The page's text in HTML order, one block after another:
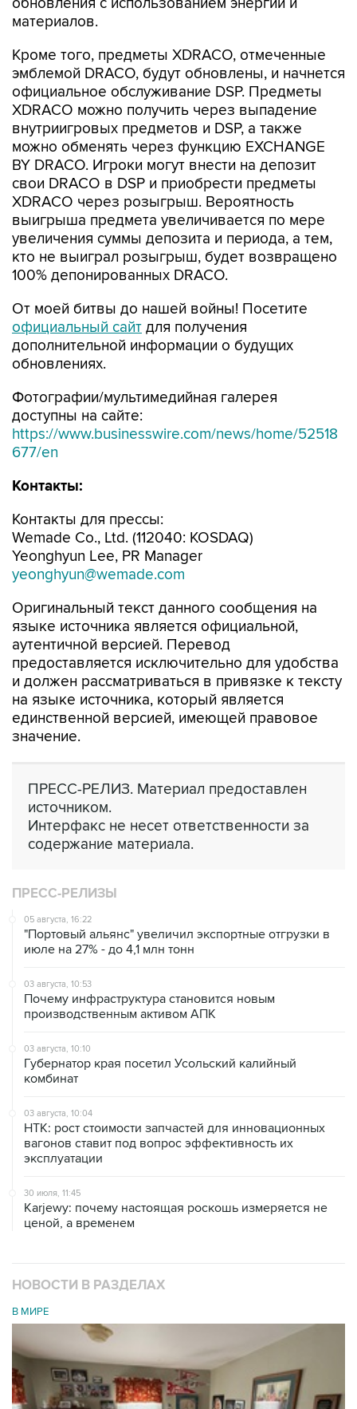
материалов.
Кроме того, предметы XDRACO, отмеченные
эмблемой DRACO, будут обновлены, и начнется
официальное обслуживание DSP. Предметы
XDRACO можно получить через выпадение
внутриигровых предметов и DSP, а также
можно обменять через функцию EXCHANGE
BY DRACO. Игроки могут внести на депозит
свои DRACO в DSP и приобрести предметы
XDRACO через розыгрыш. Вероятность
выигрыша предмета увеличивается по мере
увеличения суммы депозита и периода, а тем,
кто не выиграл розыгрыш, будет возвращено
100% депонированных DRACO.
От моей битвы до нашей войны! Посетите
официальный сайт для получения
дополнительной информации о будущих
обновлениях.
Фотографии/мультимедийная галерея
доступны на сайте:
https://www.businesswire.com/news/home/52518
677/en
Контакты:
Контакты для прессы:
Wemade Co., Ltd. (112040: KOSDAQ)
Yeonghyun Lee, PR Manager
yeonghyun@wemade.com
Оригинальный текст данного сообщения на
языке источника является официальной,
аутентичной версией. Перевод
предоставляется исключительно для удобства
и должен рассматриваться в привязке к тексту
на языке источника, который является
единственной версией, имеющей правовое
значение.
ПРЕСС-РЕЛИЗ. Материал предоставлен
источником.
Интерфакс не несет ответственности за
содержание материала.
ПРЕСС-РЕЛИЗЫ
05 августа, 16:22
"Портовый альянс" увеличил экспортные отгрузки в
июле на 27% - до 4,1 млн тонн
03 августа, 10:53
Почему инфраструктура становится новым
производственным активом АПК
03 августа, 10:10
Губернатор края посетил Усольский калийный
комбинат
03 августа, 10:04
НТК: рост стоимости запчастей для инновационных
вагонов ставит под вопрос эффективность их
эксплуатации
30 июля, 11:45
Karjewy: почему настоящая роскошь измеряется не
ценой, а временем
НОВОСТИ В РАЗДЕЛАХ
В МИРЕ